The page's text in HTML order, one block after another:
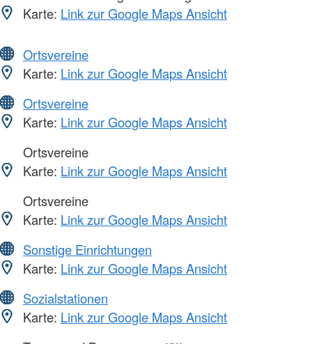
Karte: Link zur Google Maps Ansicht
Ortsvereine
Karte: Link zur Google Maps Ansicht
Ortsvereine
Karte: Link zur Google Maps Ansicht
Ortsvereine
Karte: Link zur Google Maps Ansicht
Ortsvereine
Karte: Link zur Google Maps Ansicht
Sonstige Einrichtungen
Karte: Link zur Google Maps Ansicht
Sozialstationen
Karte: Link zur Google Maps Ansicht